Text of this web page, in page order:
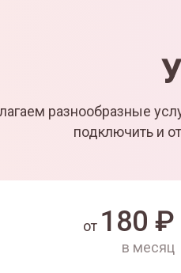
разнообразные
подключить и
от 180 ₽
в месяц